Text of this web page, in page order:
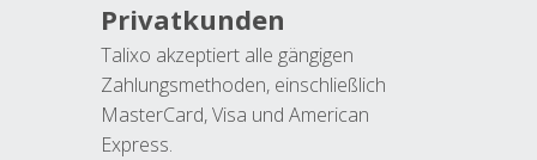
Privatkunden
Talixo akzeptiert alle gängigen
Zahlungsmethoden, einschließlich
MasterCard, Visa und American
Express.